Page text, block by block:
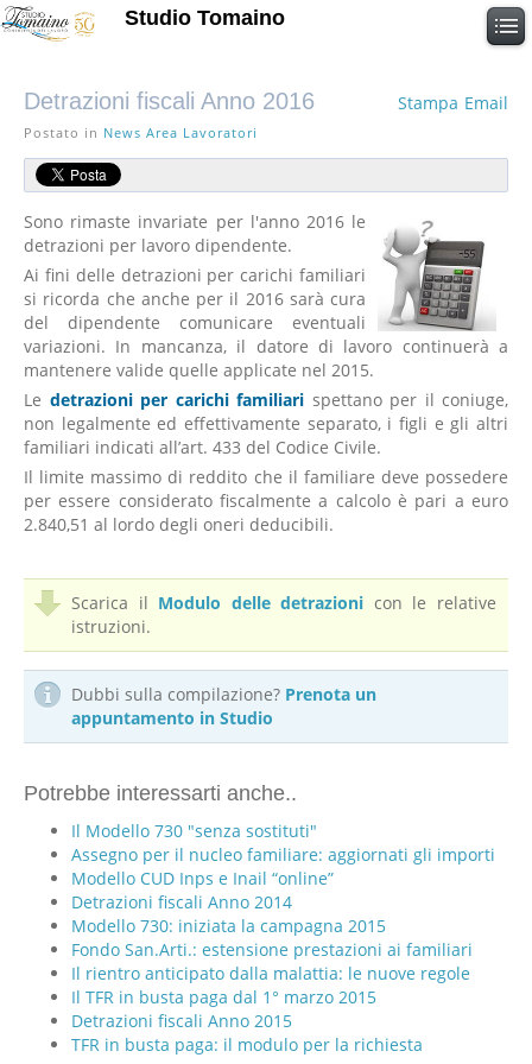
Studio Tomaino
Email
Stampa
Detrazioni fiscali Anno 2016
Postato in News Area Lavoratori
Sono rimaste invariate per l'anno 2016 le
detrazioni per lavoro dipendente.
Ai fini delle detrazioni per carichi familiari
si ricorda che anche per il 2016 sarà cura
del dipendente comunicare eventuali
variazioni. In mancanza, il datore di lavoro continuerà a
mantenere valide quelle applicate nel 2015.
Le detrazioni per carichi familiari spettano per il coniuge,
non legalmente ed effettivamente separato, i figli e gli altri
familiari indicati all’art. 433 del Codice Civile.
Il limite massimo di reddito che il familiare deve possedere
per essere considerato fiscalmente a calcolo è pari a euro
2.840,51 al lordo degli oneri deducibili.
Scarica il Modulo delle detrazioni con le relative
istruzioni.
Dubbi sulla compilazione? Prenota un
appuntamento in Studio
Potrebbe interessarti anche..
Il Modello 730 "senza sostituti"
Assegno per il nucleo familiare: aggiornati gli importi
Modello CUD Inps e Inail “online”
Detrazioni fiscali Anno 2014
Modello 730: iniziata la campagna 2015
Fondo San.Arti.: estensione prestazioni ai familiari
Il rientro anticipato dalla malattia: le nuove regole
Il TFR in busta paga dal 1° marzo 2015
Detrazioni fiscali Anno 2015
TFR in busta paga: il modulo per la richiesta